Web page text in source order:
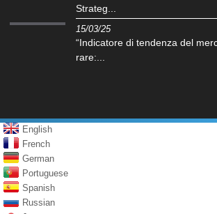
Strateg...
15/03/25
“Indicatore di tendenza del
rare:...
English
French
German
Portuguese
Spanish
Russian